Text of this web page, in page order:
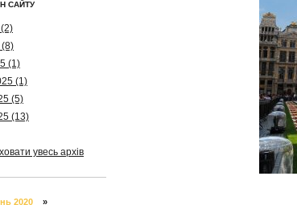
САЙТУ
(8)
(1)
(1)
(5)
(13)
увесь архів
2020 »